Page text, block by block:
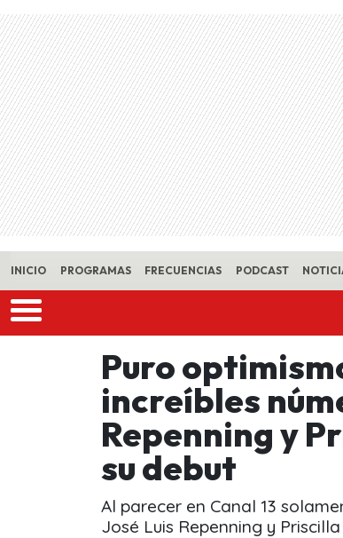
Skip to main content
INICIO PROGRAMAS FRECUENCIAS PODCAST
Puro
increíbles
Repenning y
su debut
Al parecer en Canal 13
José Luis Repenning y